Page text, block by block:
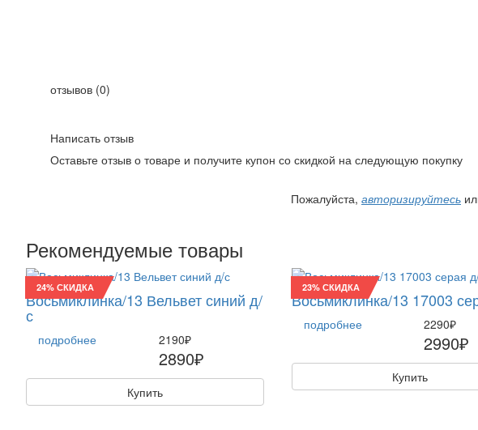
отзывов (0)
Написать отзыв
Оставьте отзыв о товаре и получите купон со скидкой на следующую покупку
Пожалуйста, авторизируйтесь
Рекомендуемые товары
24% СКИДКА
Восьмиклинка/13 Вельвет синий д/
с
подробнее 2190₽
2890₽
Купить
23% СКИДКА
Восьмиклинка/13 17003
подробнее 2290₽
2990₽
Купить